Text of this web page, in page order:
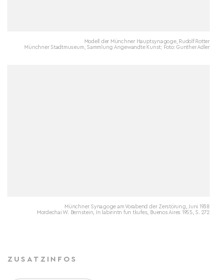
Modell der Münchner Hauptsynagoge, Rudolf Rotter
Münchner Stadtmuseum, Sammlung Angewandte Kunst; Foto: Gunther Adler
Münchner Synagoge am Vorabend der Zerstörung, Juni 1938
Mordechai W. Bernstein, In labirintn fun tkufes, Buenos Aires 1955, S. 272
ZUSATZINFOS